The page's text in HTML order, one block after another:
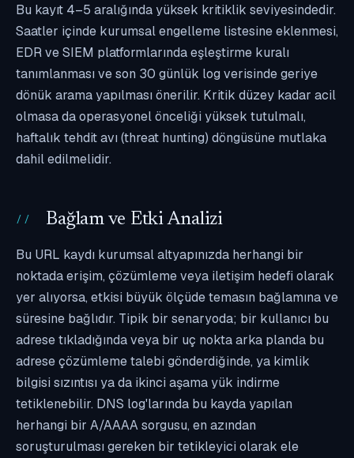
Bu kayıt 4–5 aralığında yüksek kritiklik seviyesindedir.
Saatler içinde kurumsal engelleme listesine eklenmesi,
EDR ve SIEM platformlarında eşleştirme kuralı
tanımlanması ve son 30 günlük log verisinde geriye
dönük arama yapılması önerilir. Kritik düzey kadar acil
olmasa da operasyonel önceliği yüksek tutulmalı,
haftalık tehdit avı (threat hunting) döngüsüne mutlaka
dahil edilmelidir.
Bağlam ve Etki Analizi
Bu URL kaydı kurumsal altyapınızda herhangi bir
noktada erişim, çözümleme veya iletişim hedefi olarak
yer alıyorsa, etkisi büyük ölçüde temasın bağlamına ve
süresine bağlıdır. Tipik bir senaryoda; bir kullanıcı bu
adrese tıkladığında veya bir uç nokta arka planda bu
adrese çözümleme talebi gönderdiğinde, ya kimlik
bilgisi sızıntısı ya da ikinci aşama yük indirme
tetiklenebilir. DNS log'larında bu kayda yapılan
herhangi bir A/AAAA sorgusu, en azından
soruşturulması gereken bir tetikleyici olarak ele